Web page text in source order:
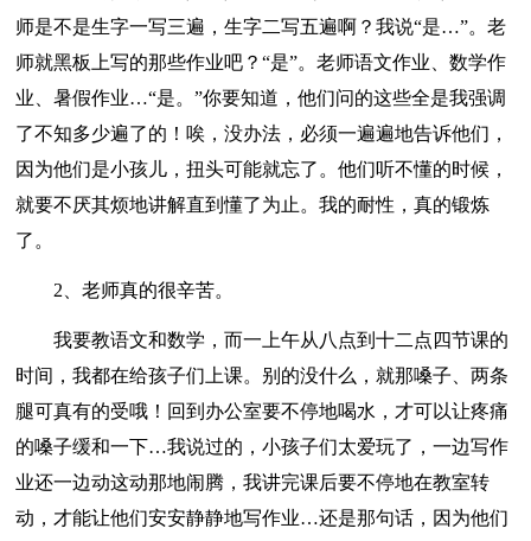
师是不是生字一写三遍，生字二写五遍啊？我说“是…”。老
师就黑板上写的那些作业吧？“是”。老师语文作业、数学作
业、暑假作业…“是。”你要知道，他们问的这些全是我强调
了不知多少遍了的！唉，没办法，必须一遍遍地告诉他们，
因为他们是小孩儿，扭头可能就忘了。他们听不懂的时候，
就要不厌其烦地讲解直到懂了为止。我的耐性，真的锻炼
了。
2、老师真的很辛苦。
我要教语文和数学，而一上午从八点到十二点四节课的
时间，我都在给孩子们上课。别的没什么，就那嗓子、两条
腿可真有的受哦！回到办公室要不停地喝水，才可以让疼痛
的嗓子缓和一下…我说过的，小孩子们太爱玩了，一边写作
业还一边动这动那地闹腾，我讲完课后要不停地在教室转
动，才能让他们安安静静地写作业…还是那句话，因为他们